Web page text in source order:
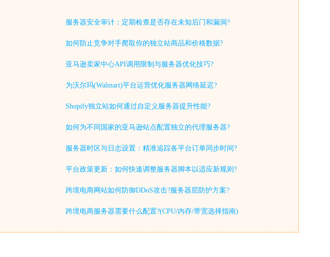
服务器安全审计：定期检查是否存在未知后门和漏洞?
如何防止竞争对手爬取你的独立站商品和价格数据?
亚马逊卖家中心API调用限制与服务器优化技巧?
为沃尔玛(Walmart)平台运营优化服务器网络延迟?
Shopify独立站如何通过自定义服务器提升性能?
如何为不同国家的亚马逊站点配置独立的代理服务器?
服务器时区与日志设置：精准追踪各平台订单同步时间?
平台政策更新：如何快速调整服务器脚本以适应新规则?
跨境电商网站如何防御DDoS攻击?服务器层防护方案?
跨境电商服务器需要什么配置?(CPU/内存/带宽选择指南)